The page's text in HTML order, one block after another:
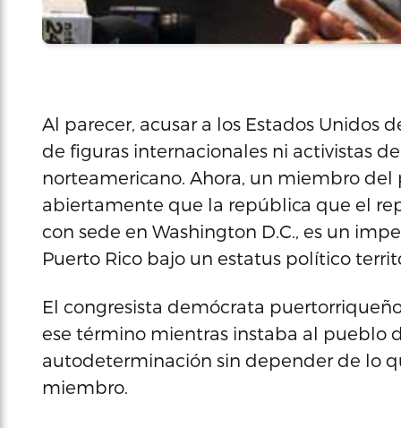
Al parecer, acusar a los Estados Unidos
de figuras internacionales ni activistas
norteamericano. Ahora, un miembro
abiertamente que la república que el
con sede en Washington D.C., es un
Puerto Rico bajo un estatus político
El congresista demócrata
ese término mientras instaba al pueblo
autodeterminación sin depender de lo
miembro.